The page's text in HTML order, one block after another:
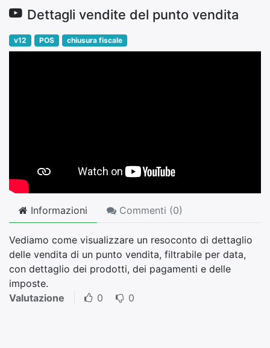
Dettagli vendite del punto vendita
v12 POS chiusura fiscale
Informazioni Commenti (0)
Vediamo come visualizzare un resoconto di dettaglio
delle vendita di un punto vendita, filtrabile per data,
con dettaglio dei prodotti, dei pagamenti e delle
imposte.
Valutazione
0 0